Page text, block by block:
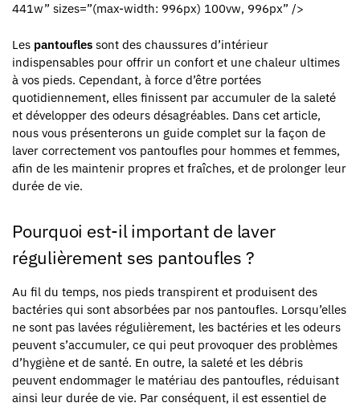
441w” sizes=”(max-width: 996px) 100vw, 996px” />
Les pantoufles sont des chaussures d’intérieur
indispensables pour offrir un confort et une chaleur ultimes
à vos pieds. Cependant, à force d’être portées
quotidiennement, elles finissent par accumuler de la saleté
et développer des odeurs désagréables. Dans cet article,
nous vous présenterons un guide complet sur la façon de
laver correctement vos pantoufles pour hommes et femmes,
afin de les maintenir propres et fraîches, et de prolonger leur
durée de vie.
Pourquoi est-il important de laver
régulièrement ses pantoufles ?
Au fil du temps, nos pieds transpirent et produisent des
bactéries qui sont absorbées par nos pantoufles. Lorsqu’elles
ne sont pas lavées régulièrement, les bactéries et les odeurs
peuvent s’accumuler, ce qui peut provoquer des problèmes
d’hygiène et de santé. En outre, la saleté et les débris
peuvent endommager le matériau des pantoufles, réduisant
ainsi leur durée de vie. Par conséquent, il est essentiel de